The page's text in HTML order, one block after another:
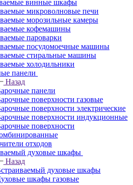
винные шкафы
микроволновые печи
морозильные камеры
кофемашины
пароварки
посудомоечные машины
стиральные машины
холодильники
панели
Назад
панели
поверхности газовые
поверхности электрические
поверхности индукционные
поверхности
отходов
духовые шкафы
Назад
духовые шкафы
шкафы газовые